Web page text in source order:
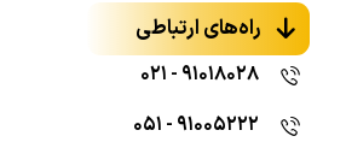
راه‌های ارتباطی
۹۱۰۱۸۰۲۸ - ۰۲۱
۹۱۰۰۵۲۲۲ - ۰۵۱